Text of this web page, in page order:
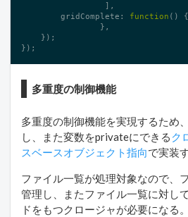
                 ],
        gridComplete:
function ()
{
                },
    });
});
多重度の制御機能
多重度の制御機能を実現するため
し、また変数をprivateにできる ク
スベースオブジェクト指向で実装
ファイル一覧が処理対象なので、
管理し、またファイル一覧に対し
ドをもつクロージャが必要になる。